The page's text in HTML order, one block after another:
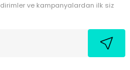
ve kampanyalardan ilk siz